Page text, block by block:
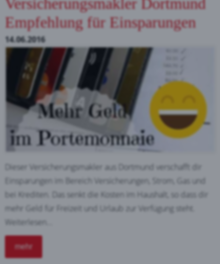
Empfehlung für Einsparungen
14.06.2016
Dieser Versicherungsmakler aus Dortmund verschafft dir
Einsparungen im Bereich Versicherungen, Strom, Gas und
bei Krediten. Das senkt die Kosten im Haushalt, so dass dir
mehr Geld für Freizeit und Urlaub zur Verfügung steht.
Weiterlesen...
mehr